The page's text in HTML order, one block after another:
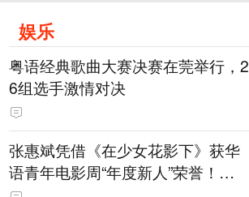
娱乐
粤语经典歌曲大赛决赛在莞举行，2
6组选手激情对决
张惠斌凭借《在少女花影下》获华
语青年电影周“年度新人”荣誉！该